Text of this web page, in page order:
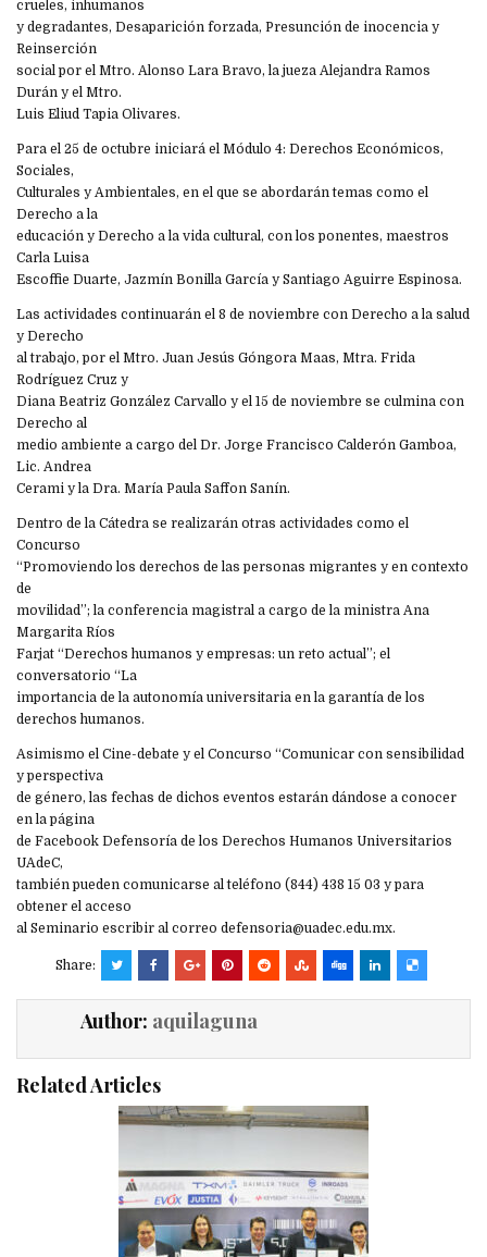
crueles, inhumanos
y degradantes, Desaparición forzada, Presunción de inocencia y
Reinserción
social por el Mtro. Alonso Lara Bravo, la jueza Alejandra Ramos
Durán y el Mtro.
Luis Eliud Tapia Olivares.
Para el 25 de octubre iniciará el Módulo 4: Derechos Económicos,
Sociales,
Culturales y Ambientales, en el que se abordarán temas como el
Derecho a la
educación y Derecho a la vida cultural, con los ponentes, maestros
Carla Luisa
Escoffie Duarte, Jazmín Bonilla García y Santiago Aguirre Espinosa.
Las actividades continuarán el 8 de noviembre con Derecho a la salud
y Derecho
al trabajo, por el Mtro. Juan Jesús Góngora Maas, Mtra. Frida
Rodríguez Cruz y
Diana Beatriz González Carvallo y el 15 de noviembre se culmina con
Derecho al
medio ambiente a cargo del Dr. Jorge Francisco Calderón Gamboa,
Lic. Andrea
Cerami y la Dra. María Paula Saffon Sanín.
Dentro de la Cátedra se realizarán otras actividades como el
Concurso
“Promoviendo los derechos de las personas migrantes y en contexto
de
movilidad”; la conferencia magistral a cargo de la ministra Ana
Margarita Ríos
Farjat “Derechos humanos y empresas: un reto actual”; el
conversatorio “La
importancia de la autonomía universitaria en la garantía de los
derechos humanos.
Asimismo el Cine-debate y el Concurso “Comunicar con sensibilidad
y perspectiva
de género, las fechas de dichos eventos estarán dándose a conocer
en la página
de Facebook Defensoría de los Derechos Humanos Universitarios
UAdeC,
también pueden comunicarse al teléfono (844) 438 15 03 y para
obtener el acceso
al Seminario escribir al correo defensoria@uadec.edu.mx.
Share:
Author: aquilaguna
Related Articles